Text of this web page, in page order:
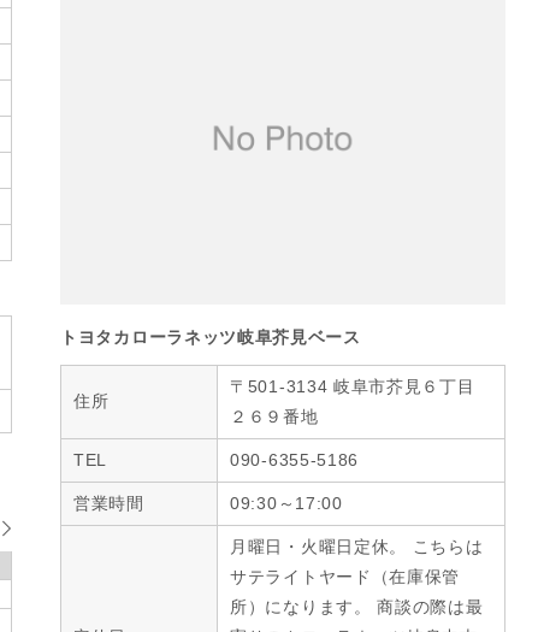
トヨタカローラネッツ岐阜芥見ベース
住所
〒501-3134 岐阜市芥見６丁目
２６９番地
TEL 090-6355-5186
営業時間 09:30～17:00
月曜日・火曜日定休。 こちらは
サテライトヤード（在庫保管
所）になります。 商談の際は最